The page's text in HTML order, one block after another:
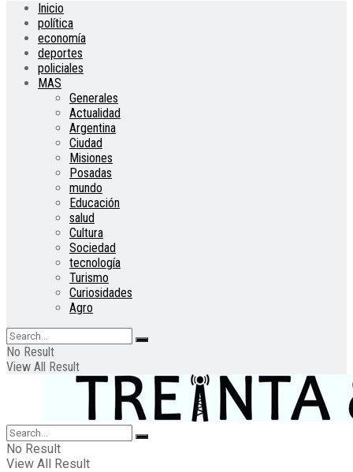
Inicio
política
economía
deportes
policiales
MAS
Generales
Actualidad
Argentina
Ciudad
Misiones
Posadas
mundo
Educación
salud
Cultura
Sociedad
tecnología
Turismo
Curiosidades
Agro
No Result
View All Result
No Result
View All Result